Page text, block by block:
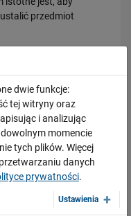
przedmiot
i Wniosków
.
dwie funkcje:
tej witryny oraz
i analizując
momencie
tych plików. Więcej
danych
prywatności.
Ustawienia